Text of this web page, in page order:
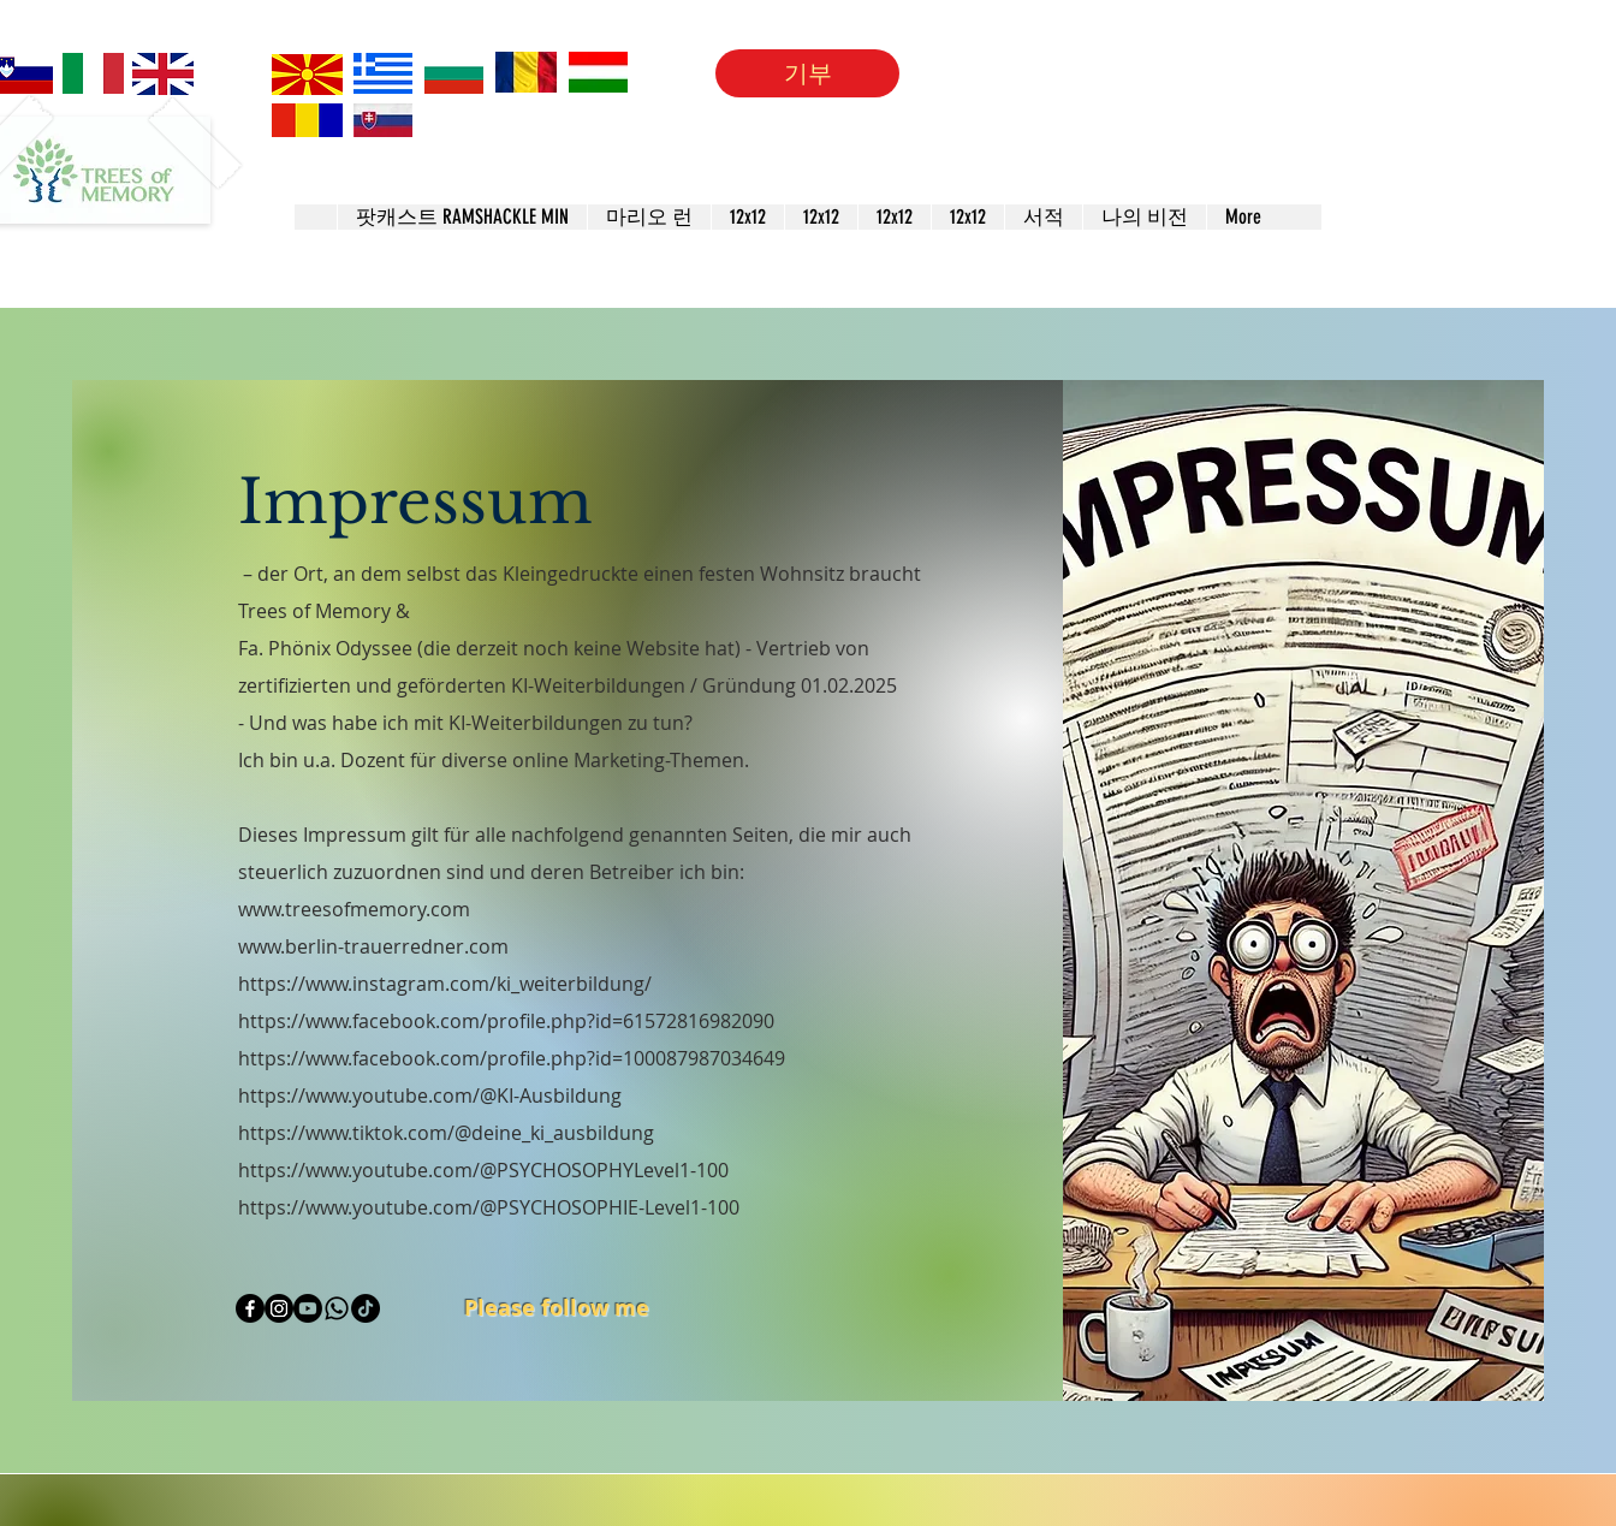
기부
팟캐스트 RAMSHACKLE MIN 마리오 런 12x12 12x12 12x12 12x12 서적 나의 비전 More
Impressum
– der Ort, an dem selbst das Kleingedruckte einen festen Wohnsitz braucht
Trees of Memory &
Fa. Phönix Odyssee (die derzeit noch keine Website hat) - Vertrieb von
zertifizierten und geförderten KI-Weiterbildungen / Gründung 01.02.2025
- Und was habe ich mit KI-Weiterbildungen zu tun?
Ich bin u.a. Dozent für diverse online Marketing-Themen.
Dieses Impressum gilt für alle nachfolgend genannten Seiten, die mir auch
steuerlich zuzuordnen sind und deren Betreiber ich bin:
www.treesofmemory.com
www.berlin-trauerredner.com
https://www.instagram.com/ki_weiterbildung/
https://www.facebook.com/profile.php?id=61572816982090
https://www.facebook.com/profile.php?id=100087987034649
https://www.youtube.com/@KI-Ausbildung
https://www.tiktok.com/@deine_ki_ausbildung
https://www.youtube.com/@PSYCHOSOPHYLevel1-100
https://www.youtube.com/@PSYCHOSOPHIE-Level1-100
Please follow me